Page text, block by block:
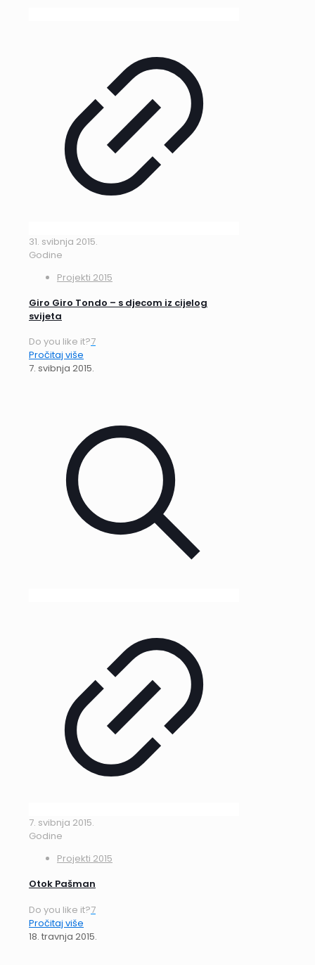
31. svibnja 2015.
Godine
Projekti 2015
Giro Giro Tondo – s djecom iz cijelog
svijeta
Do you like it?7
Pročitaj više
7. svibnja 2015.
7. svibnja 2015.
Godine
Projekti 2015
Otok Pašman
Do you like it?7
Pročitaj više
18. travnja 2015.